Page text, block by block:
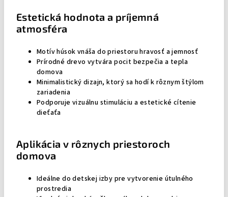
Estetická hodnota a príjemná
atmosféra
Motív húsok vnáša do priestoru hravosť a jemnosť
Prírodné drevo vytvára pocit bezpečia a tepla
domova
Minimalistický dizajn, ktorý sa hodí k rôznym štýlom
zariadenia
Podporuje vizuálnu stimuláciu a estetické cítenie
dieťaťa
Aplikácia v rôznych priestoroch
domova
Ideálne do detskej izby pre vytvorenie útulného
prostredia